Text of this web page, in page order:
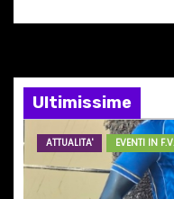
a
r
t
Ultimissime
ATTUALITA' EVENTI IN